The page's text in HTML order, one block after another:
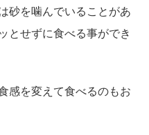
砂を噛んでいることがあ
とせずに食べる事ができ
感を変えて食べるのもお